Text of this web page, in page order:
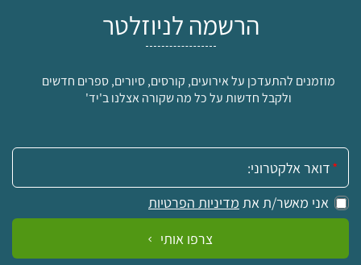
הרשמה לניוזלטר
מוזמנים להתעדכן על אירועים, קורסים, סיורים, ספרים חדשים
ולקבל חדשות על כל מה שקורה אצלנו ב'יד'
אימייל:
אני מאשר/ת את מדיניות הפרטיות
צרפו אותי